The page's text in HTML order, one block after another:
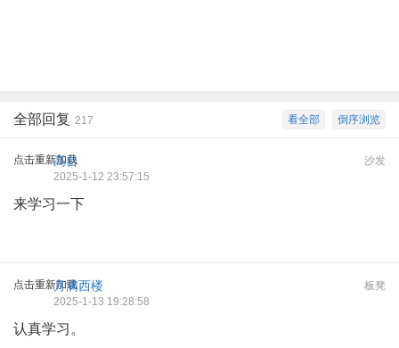
倒序浏览
看全部
全部回复 217
点击重新加载 沙发
高台
2025-1-12 23:57:15
来学习一下
点击重新加载 板凳
月满西楼
2025-1-13 19:28:58
认真学习。